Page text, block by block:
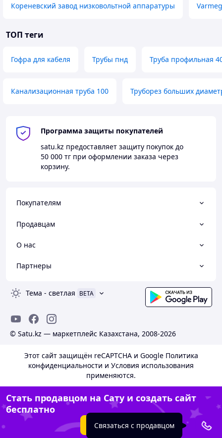
Кореневский завод низковольтной аппаратуры
ТОП теги
Гофра для кабеля Трубы пнд Труба профильная
Канализационная труба 100 Труборез больших
Программа защиты покупателей
satu.kz предоставляет защиту покупок до
50 000 тг при оформлении заказа через
корзину.
Покупателям
Продавцам
О нас
Партнеры
Тема - светлая BETA
© Satu.kz — маркетплейс Казахстана, 2008-2026
Этот сайт защищён reCAPTCHA и Google Политика
конфиденциальности и Условия использования
применяются.
Стать продавцом на Сату и создать сайт
бесплатно
Создать сайт
Связаться с продавцом